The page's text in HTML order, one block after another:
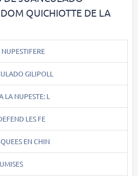
QUICHIOTTE DE LA
GILIPOLL
LA NUPESTE: L
LES FE
EN CHIN